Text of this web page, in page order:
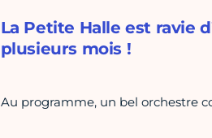
La Petite Halle est ravie
plusieurs mois !
Au programme, un bel orchestre